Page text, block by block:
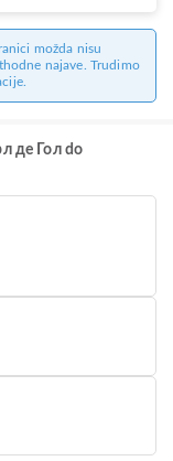
možda nisu
najave. Trudimo
де Гол do